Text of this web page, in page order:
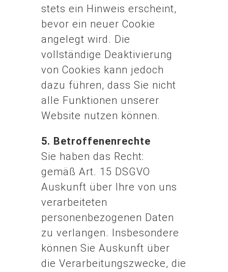
stets ein Hinweis erscheint,
bevor ein neuer Cookie
angelegt wird. Die
vollständige Deaktivierung
von Cookies kann jedoch
dazu führen, dass Sie nicht
alle Funktionen unserer
Website nutzen können.
5. Betroffenenrechte
Sie haben das Recht:
gemäß Art. 15 DSGVO
Auskunft über Ihre von uns
verarbeiteten
personenbezogenen Daten
zu verlangen. Insbesondere
können Sie Auskunft über
die Verarbeitungszwecke, die